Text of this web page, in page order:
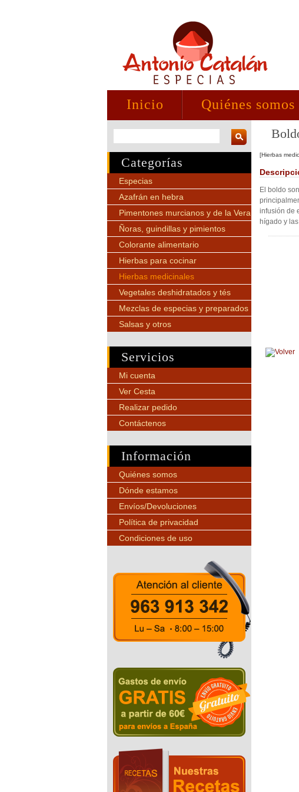
Inicio Quiénes somos
Categorías
Especias
Azafrán en hebra
Pimentones murcianos y de la Vera
Ñoras, guindillas y pimientos
Colorante alimentario
Hierbas para cocinar
Hierbas medicinales
Vegetales deshidratados y tés
Mezclas de especias y preparados
Salsas y otros
Servicios
Mi cuenta
Ver Cesta
Realizar pedido
Contáctenos
Información
Quiénes somos
Dónde estamos
Envíos/Devoluciones
Política de privacidad
Condiciones de uso
[Hierbas
El boldo
infusión de
hígado y